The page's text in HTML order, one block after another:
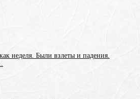
неделя. Были взлеты и падения.